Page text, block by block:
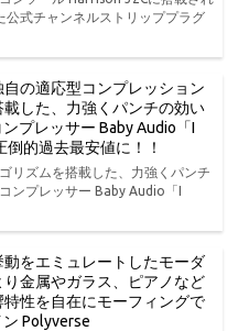
公式チャンネルストリッププラグ
自の適応型コンプレッション
した、力強くパンチの効い
プレッサー Baby Audio「I
倒的過去最安値に！！
リズムを搭載した、力強くパンチ
ンプレッサー Baby Audio「I
をエミュレートしたモーダ
り金属やガラス、ピアノなど
性を自在にモーフィングで
Polyverse